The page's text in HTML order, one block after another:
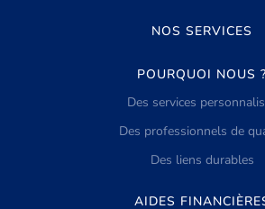
NOS SERVICES
POURQUOI NOUS ?
Des services
Des professionnels de
Des liens durables
AIDES